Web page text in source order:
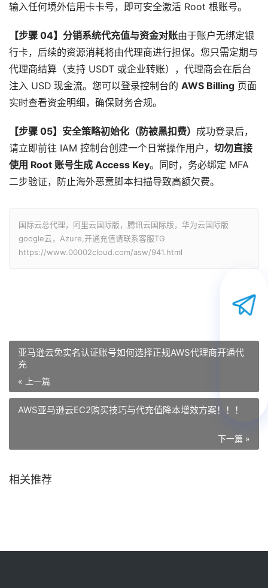
输入任何境外信用卡卡号，即可安全激活 Root 根账号。
【步骤 04】分销系统代充值与资金对账由于账户无绑定银
行卡，后续的资源消耗将由代理商进行担保。您只需定期与
代理商结算（支持 USDT 或企业转账），代理商会在后台
注入 USD 现金流。您可以登录控制台的 AWS Billing 页面
实时查看资金明细，确保财务合规。
【步骤 05】安全策略初始化（防被黑扣费） 成功登录后，
请立即前往 IAM 控制台创建一个日常操作用户， 切勿直接
使用 Root 账号生成 Access Key。同时，务必绑定 MFA
二步验证，防止海外恶意脚本扫描导致高额欠费。
国际云总代理，阿里云国际版，腾讯云国际版，华为云国际版
google云，Azure,开通充值请联系客服TG
https://www.00002cloud.com/asw/941.html
亚马逊云免实名认证账号如何选择正规AWS代理商开通代
充
« 上一篇
AWS亚马逊云EC2购买技巧与代充值降本增效方案！！！
下一篇 »
相关推荐